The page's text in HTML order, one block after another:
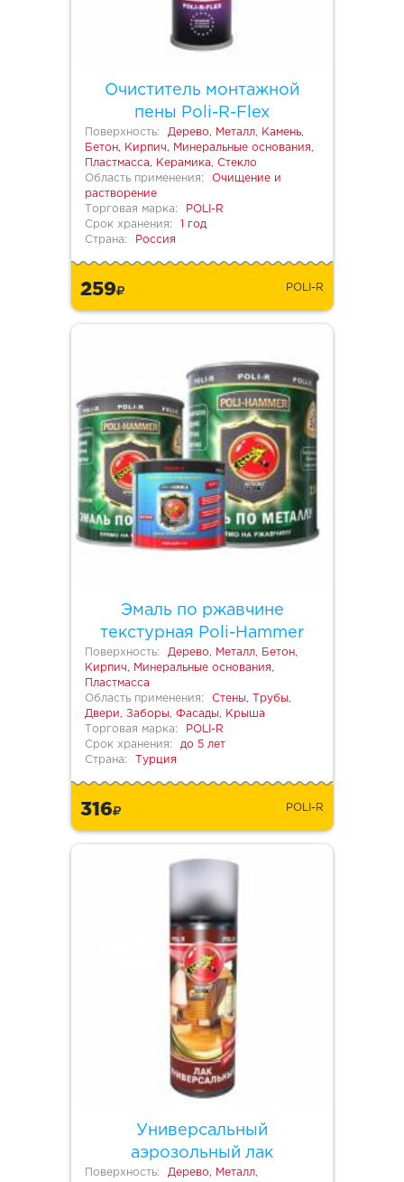
Очиститель монтажной
пены Poli-R-Flex
Поверхность:
Дерево, Металл, Камень,
Бетон, Кирпич, Минеральные основания,
Пластмасса, Керамика, Стекло
Область применения:
Очищение и
растворение
Торговая марка:
POLI-R
Срок хранения:
1 год
Страна:
Россия
259 POLI-R
Эмаль по ржавчине
текстурная Poli-Hammer
Поверхность:
Дерево, Металл, Бетон,
Кирпич, Минеральные основания,
Пластмасса
Область применения:
Стены, Трубы,
Двери, Заборы, Фасады, Крыша
Торговая марка:
POLI-R
Срок хранения:
до 5 лет
Страна:
Турция
316 POLI-R
Универсальный
аэрозольный лак
Поверхность:
Дерево, Металл,